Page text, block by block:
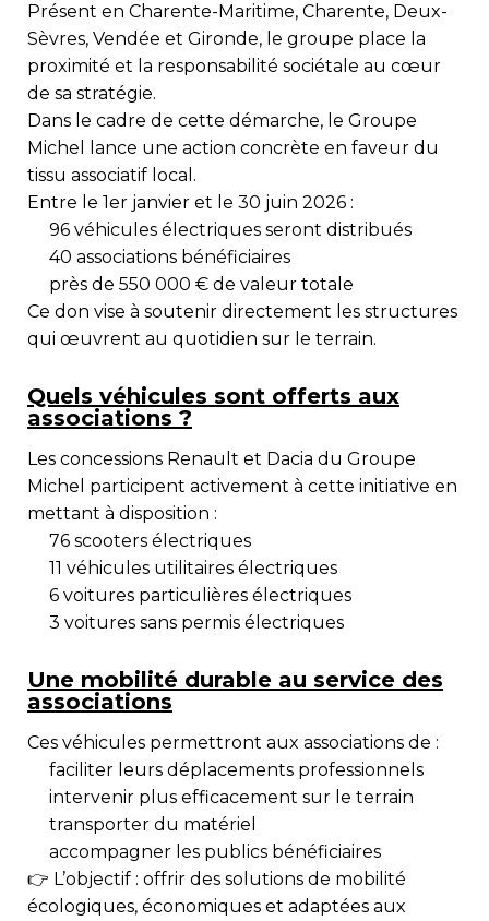
Présent en Charente-Maritime, Charente, Deux-
Sèvres, Vendée et Gironde, le groupe place la
proximité et la responsabilité sociétale au cœur
de sa stratégie.
Dans le cadre de cette démarche, le Groupe
Michel lance une action concrète en faveur du
tissu associatif local.
Entre le 1er janvier et le 30 juin 2026 :
96 véhicules électriques seront distribués
40 associations bénéficiaires
près de 550 000 € de valeur totale
Ce don vise à soutenir directement les structures
qui œuvrent au quotidien sur le terrain.
Quels véhicules sont offerts aux
associations ?
Les concessions Renault et Dacia du Groupe
Michel participent activement à cette initiative en
mettant à disposition :
76 scooters électriques
11 véhicules utilitaires électriques
6 voitures particulières électriques
3 voitures sans permis électriques
Une mobilité durable au service des
associations
Ces véhicules permettront aux associations de :
faciliter leurs déplacements professionnels
intervenir plus efficacement sur le terrain
transporter du matériel
accompagner les publics bénéficiaires
👉 L’objectif : offrir des solutions de mobilité
écologiques, économiques et adaptées aux